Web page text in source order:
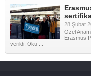
sertifika
28 Şubat
Özel
Erasmus
verildi. Oku ...